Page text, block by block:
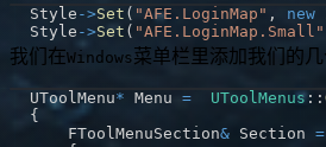
Style ->Set ( "AFE.LoginMap" , new
Style ->Set ( "AFE.LoginMap.Small"
我们在Windows菜单栏里添加我们的
UToolMenu* Menu = UToolMenus ::
{
    FToolMenuSection
& Section =